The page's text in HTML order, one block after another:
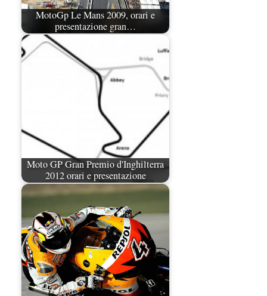
MotoGp Le Mans 2009, orari e
presentazione gran…
Moto GP Gran Premio d'Inghilterra
2012 orari e presentazione